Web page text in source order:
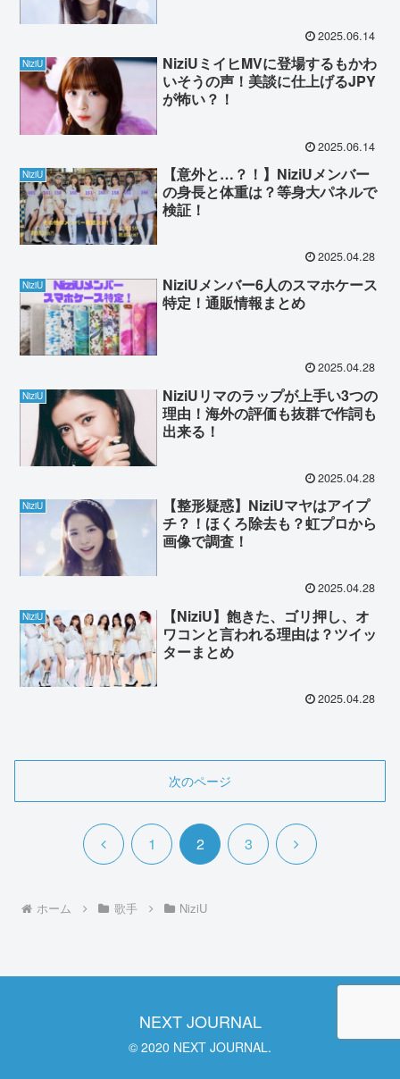
2025.06.14
NiziU
NiziUミイヒMVに登場するもかわ
いそうの声！美談に仕上げるJPY
が怖い？！
2025.06.14
NiziU
【意外と…？！】NiziUメンバー
の身長と体重は？等身大パネルで
検証！
2025.04.28
NiziU
NiziUメンバー6人のスマホケース
特定！通販情報まとめ
2025.04.28
NiziU
NiziUリマのラップが上手い3つの
理由！海外の評価も抜群で作詞も
出来る！
2025.04.28
NiziU
【整形疑惑】NiziUマヤはアイプ
チ？！ほくろ除去も？虹プロから
画像で調査！
2025.04.28
NiziU
【NiziU】飽きた、ゴリ押し、オ
ワコンと言われる理由は？ツイッ
ターまとめ
2025.04.28
次のページ
前
1 2 3
次
ホーム 歌手 NiziU
NEXT JOURNAL
© 2020 NEXT JOURNAL.